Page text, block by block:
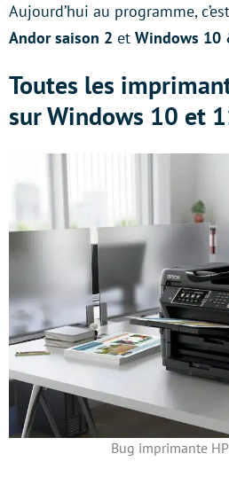
Aujourd’hui au programme, c’est
Andor saison 2 et Windows 10
Toutes les
sur Windows 10 et
Bug imprimante